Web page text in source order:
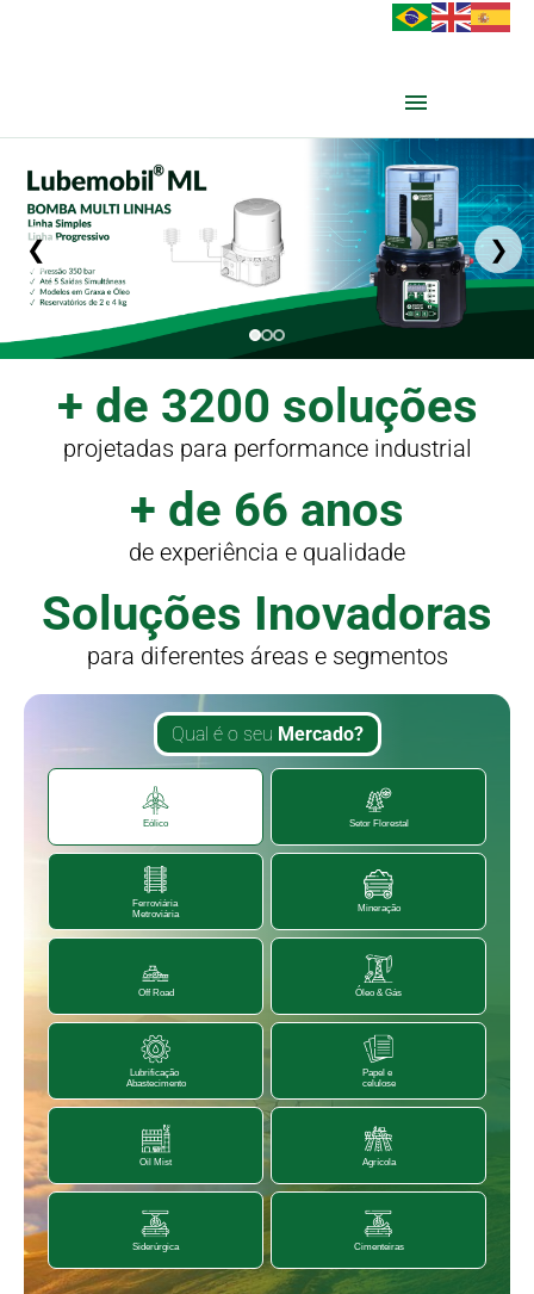
❮ ❯
+ de 3200 soluções
projetadas para performance industrial
+ de 66 anos
de experiência e qualidade
Soluções Inovadoras
para diferentes áreas e segmentos
Qual é o seu Mercado?
Eólico Setor Florestal
Ferroviária
Metroviária
Mineração
Off Road Óleo & Gás
Lubrificação
Abastecimento
Papel e
celulose
Oil Mist Agrícola
Siderúrgica Cimenteiras